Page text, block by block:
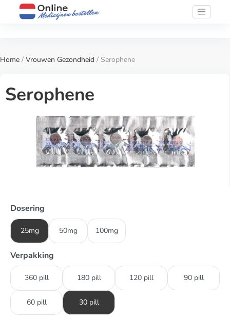
Home / Vrouwen Gezondheid / Serophene
Serophene
Dosering
25mg 50mg 100mg
Verpakking
360 pill 180 pill 120 pill 90 pill
60 pill 30 pill